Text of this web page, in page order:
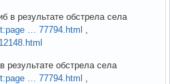
в результате обстрела села
… 77794.html
результате обстрела села
… 77794.html